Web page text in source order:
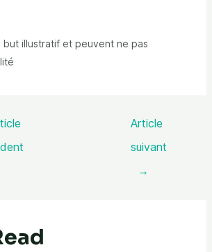
but illustratif et peuvent ne pas
Article
suivant
→